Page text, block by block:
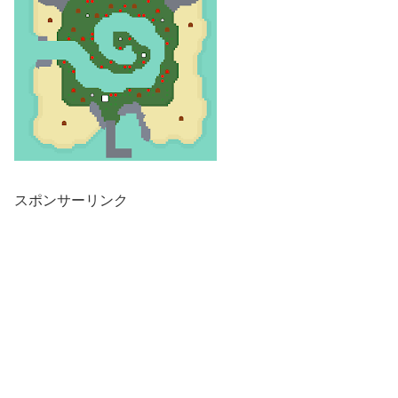
スポンサーリンク